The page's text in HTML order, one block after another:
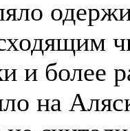
и более
на